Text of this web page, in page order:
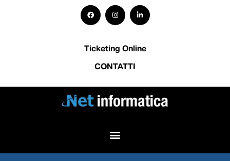
Ticketing Online
CONTATTI